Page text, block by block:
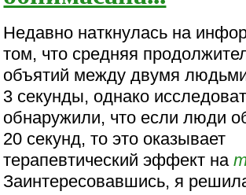
Недавно наткнулась на
том, что средняя
объятий между двумя
3 секунды, однако
обнаружили, что если люди
20 секунд, то это оказывает
терапевтический эффект на
Заинтересовавшись, я